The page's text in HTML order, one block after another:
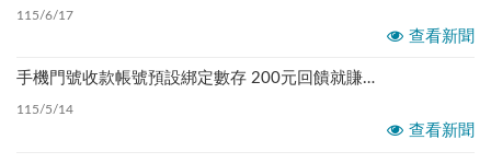
115/6/17
查看新聞
手機門號收款帳號預設綁定數存 200元回饋就賺到115.5.1~115.12.31（如有異動以臺銀官網公告為準）
115/5/14
查看新聞